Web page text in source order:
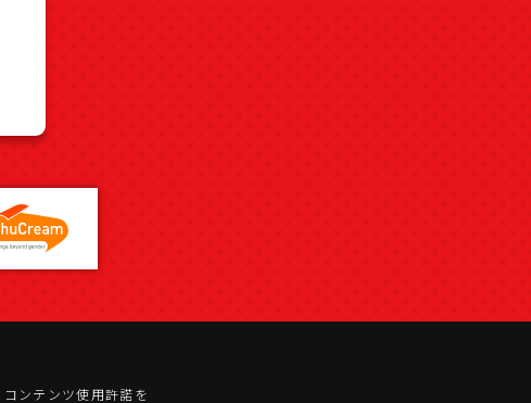
ンテンツ使用許諾を